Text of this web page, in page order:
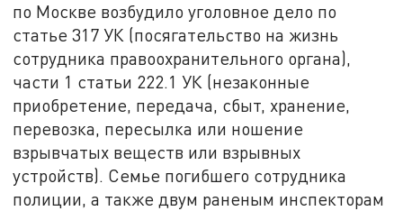
по Москве возбудило уголовное дело по
статье 317 УК (посягательство на жизнь
сотрудника правоохранительного органа),
части 1 статьи 222.1 УК (незаконные
приобретение, передача, сбыт, хранение,
перевозка, пересылка или ношение
взрывчатых веществ или взрывных
устройств). Семье погибшего сотрудника
полиции, а также двум раненым инспекторам